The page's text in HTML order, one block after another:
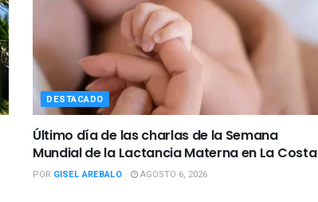
DESTACADO
Último día de las charlas de la Semana
Mundial de la Lactancia Materna en La Costa
POR GISEL AREBALO AGOSTO 6, 2026